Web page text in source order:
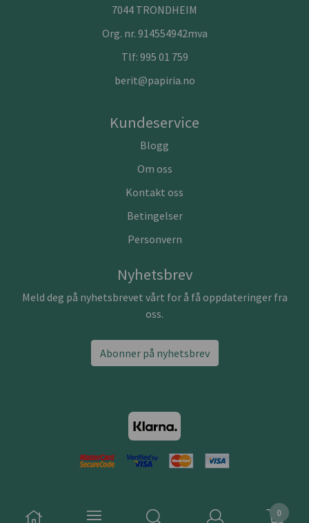
0
7044 TRONDHEIM
Org. nr. 914554942mva
Tlf: 995 01 759
berit@papiria.no
Kundeservice
Blogg
Om oss
Kontakt oss
Betingelser
Personvern
Nyhetsbrev
Meld deg på nyhetsbrevet vårt for å få oppdateringer fra
oss.
Abonner på nyhetsbrev